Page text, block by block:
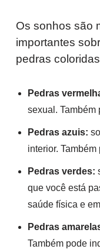
Os sonhos são
importantes
pedras
Pedras
sexual. Também
Pedras azuis:
interior.
Pedras verdes:
que você está
saúde física e
Pedras
Também pode